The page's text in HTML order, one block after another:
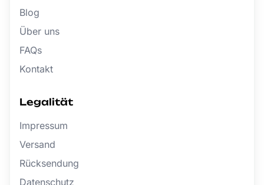
Blog
Über uns
FAQs
Kontakt
Legalität
Impressum
Versand
Rücksendung
Datenschutz